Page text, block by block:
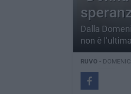
Dalla
non è
RUVO -